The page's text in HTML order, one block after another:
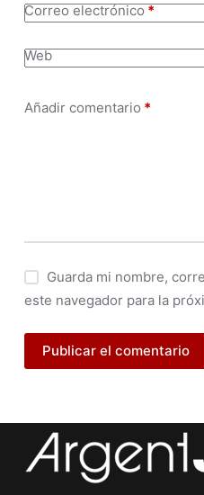
Correo electrónico*
Web
Añadir comentario *
Guarda mi nombre,
este navegador para la
Publicar el comentario